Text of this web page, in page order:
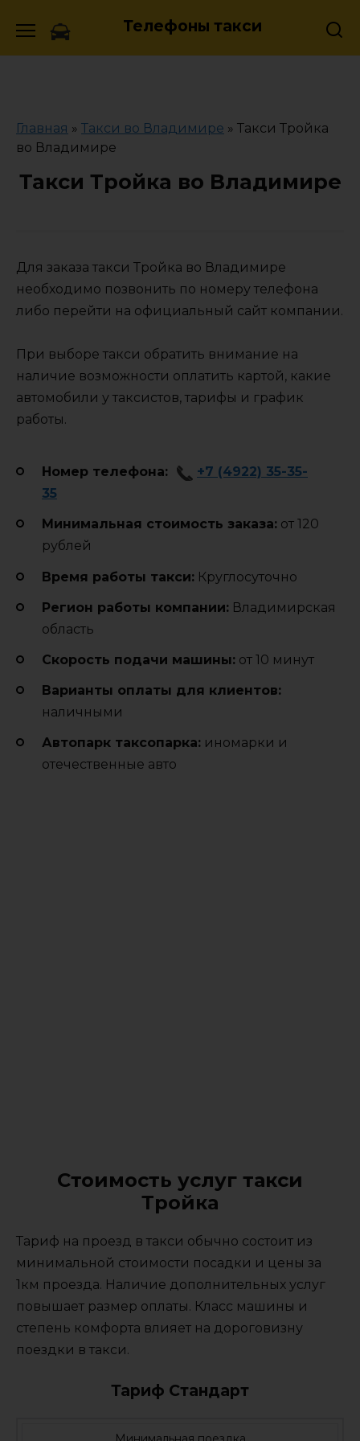
Телефоны такси
Главная » Такси во Владимире » Такси Тройка
во Владимире
Такси Тройка во Владимире
Для заказа такси Тройка во Владимире
необходимо позвонить по номеру телефона
либо перейти на официальный сайт компании.
При выборе такси обратить внимание на
наличие возможности оплатить картой, какие
автомобили у таксистов, тарифы и график
работы.
Номер телефона:
+7 (4922) 35-35-
35
Минимальная стоимость заказа: от 120
рублей
Время работы такси: Круглосуточно
Регион работы компании: Владимирская
область
Cкорость подачи машины: от 10 минут
Варианты оплаты для клиентов:
наличными
Автопарк таксопарка: иномарки и
отечественные авто
Стоимость услуг такси
Тройка
Тариф на проезд в такси обычно состоит из
минимальной стоимости посадки и цены за
1км проезда. Наличие дополнительных услуг
повышает размер оплаты. Класс машины и
степень комфорта влияет на дороговизну
поездки в такси.
Тариф Стандарт